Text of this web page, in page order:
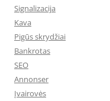
Signalizacija
Kava
Pigūs skrydžiai
Bankrotas
SEO
Annonser
Įvairovės